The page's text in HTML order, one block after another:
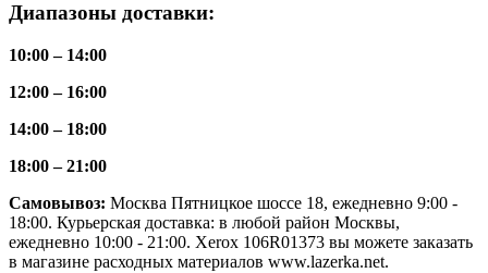
Диапазоны доставки:
10:00 – 14:00
12:00 – 16:00
14:00 – 18:00
18:00 – 21:00
Самовывоз: Москва Пятницкое шоссе 18, ежедневно 9:00 -
18:00. Курьерская доставка: в любой район Москвы,
ежедневно 10:00 - 21:00. Xerox 106R01373 вы можете заказать
в магазине расходных материалов www.lazerka.net.